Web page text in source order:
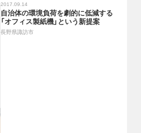
2017.09.14
自治体の環境負荷を劇的に低減する
「オフィス製紙機」という新提案
長野県諏訪市